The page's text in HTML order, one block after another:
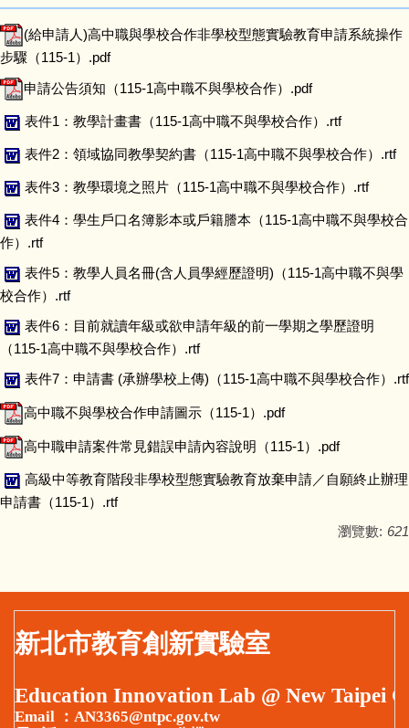
(給申請人)高中職與學校合作非學校型態實驗教育申請系統操作
步驟（115-1）.pdf
申請公告須知（115-1高中職不與學校合作）.pdf
表件1：教學計畫書（115-1高中職不與學校合作）.rtf
表件2：領域協同教學契約書（115-1高中職不與學校合作）.rtf
表件3：教學環境之照片（115-1高中職不與學校合作）.rtf
表件4：學生戶口名簿影本或戶籍謄本（115-1高中職不與學校合
作）.rtf
表件5：教學人員名冊(含人員學經歷證明)（115-1高中職不與學
校合作）.rtf
表件6：目前就讀年級或欲申請年級的前一學期之學歷證明
（115-1高中職不與學校合作）.rtf
表件7：申請書 (承辦學校上傳)（115-1高中職不與學校合作）.rtf
高中職不與學校合作申請圖示（115-1）.pdf
高中職申請案件常見錯誤申請內容說明（115-1）.pdf
高級中等教育階段非學校型態實驗教育放棄申請／自願終止辦理
申請書（115-1）.rtf
瀏覽數: 621
新北市教育創新實驗室
Education Innovation Lab @ New Taipei
Email ：AN3365@ntpc.gov.tw